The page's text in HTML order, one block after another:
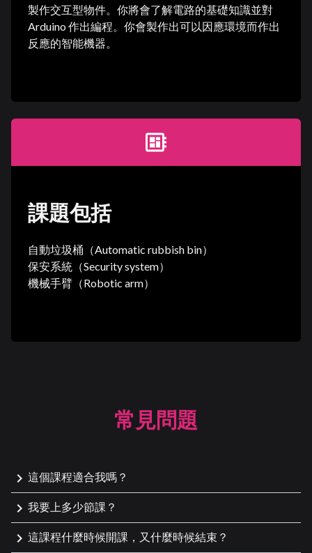
製作交互型物件。你將會了解電路的基礎知識並對
Arduino 作出編程。你會製作出可以因應環境而作出
反應的智能機器。
developer_board
課題包括
自動垃圾桶（Automatic rubbish bin）
保安系統（Security system）
機械手臂（Robotic arm）
常見問題
keyboard_arrow_down 這個課程適合我嗎？
這課程非常適合對編程或電子零經驗的新手。不論你是
keyboard_arrow_down 我要上多少節課？
這課程共有8小時的課堂時間。你將會有4 節課堂；每
keyboard_arrow_down 這課程什麼時候開課，又什麼時候結束？